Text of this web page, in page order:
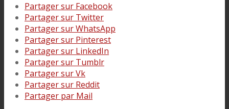
Partager sur Facebook
Partager sur Twitter
Partager sur WhatsApp
Partager sur Pinterest
Partager sur LinkedIn
Partager sur Tumblr
Partager sur Vk
Partager sur Reddit
Partager par Mail